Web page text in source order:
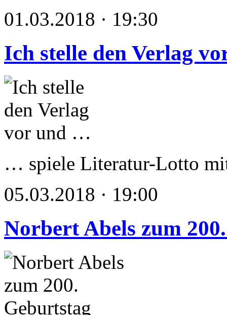
01.03.2018 · 19:30
Ich stelle den Verlag
… spiele Literatur-Lotto
05.03.2018 · 19:00
Norbert Abels zum